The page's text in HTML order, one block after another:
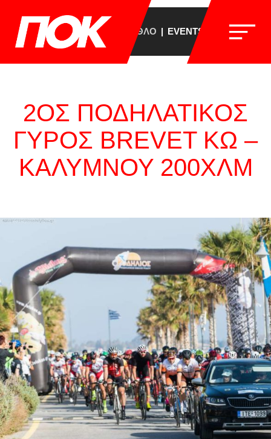
ΣΥΛΛΟΓΟΣ BREVET ΤΡΙΑΘΛΟ EVENTS
2ΟΣ ΠΟΔΗΛΑΤΙΚΟΣ
ΓΥΡΟΣ BREVET ΚΩ –
ΚΑΛΥΜΝΟΥ 200ΧΛΜ